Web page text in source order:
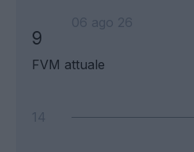
9
FVM attuale